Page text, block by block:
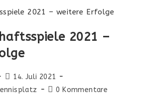
2021 –
14. Juli 2021
0 Kommentare